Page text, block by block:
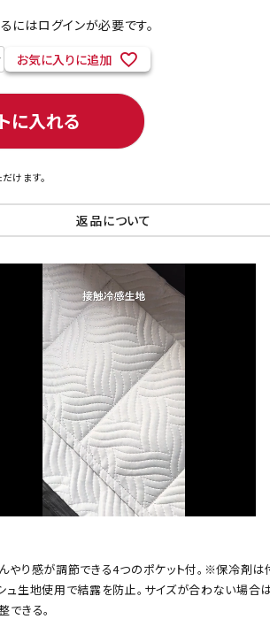
にはログインが必要です。
お気に入りに追加
に入れる
けます。
返品について
やり感が調節できる4つのポケット付。※保冷剤は
ュ生地使用で結露を防止。サイズが合わない場合
できる。